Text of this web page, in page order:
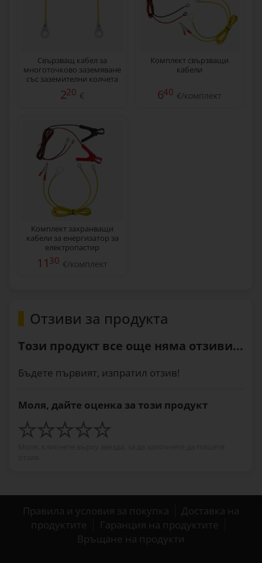
Свързващ кабел за
многоточково заземяване
със заземителни колчета
M12
220 €
Комплект свързващи
кабели
640 €/комплект
Комплект захранващи
кабели за енергизатор за
електропастир
1130 €/комплект
Отзиви за продукта
Този продукт все още няма отзиви...
Бъдете първият, изпратил отзив!
Моля, дайте оценка за този продукт
Правила и условия за покупка
Доставка на
продуктите
Гаранция на продуктите
Връщане на продукти